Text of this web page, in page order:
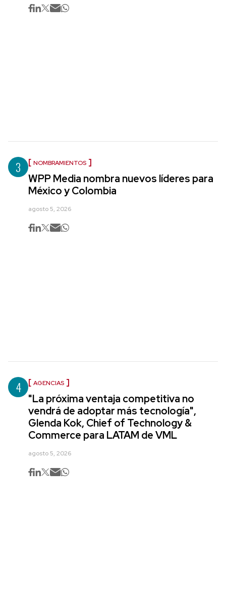
3 NOMBRAMIENTOS
WPP Media nombra nuevos líderes para
México y Colombia
agosto 5, 2026
4 AGENCIAS
"La próxima ventaja competitiva no
vendrá de adoptar más tecnología",
Glenda Kok, Chief of Technology &
Commerce para LATAM de VML
agosto 5, 2026